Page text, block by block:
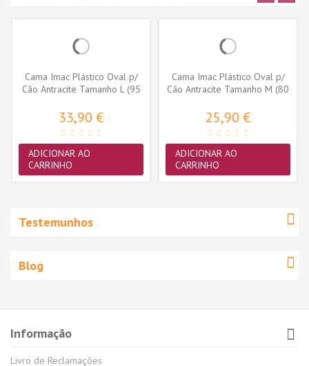
Cama Imac Plástico Oval p/
Cão Antracite Tamanho L (95
33,90 €
ADICIONAR AO
CARRINHO
Cama Imac Plástico Oval p/
Cão Antracite Tamanho M (80
25,90 €
ADICIONAR AO
CARRINHO
Testemunhos
Blog
Informação
Livro de Reclamações